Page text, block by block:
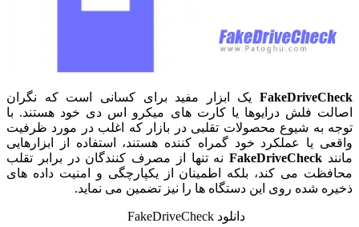
FakeDriveCheck یک ابزار مفید برای کسانی است که نگران
اصالت فلش درایوها یا کارت های میکرو اس دی خود هستند. با
توجه به شیوع محصولات تقلبی در بازار که اغلب در مورد ظرفیت
واقعی یا عملکرد خود گمراه کننده هستند، استفاده از ابزارهایی
مانند FakeDriveCheckنه تنها از مصرف کنندگان در برابر تقلب
محافظت می کند، بلکه اطمینان از یکپارچگی و امنیت داده های
ذخیره شده روی این دستگاه ها را نیز تضمین می نماید.
دانلود FakeDriveCheck